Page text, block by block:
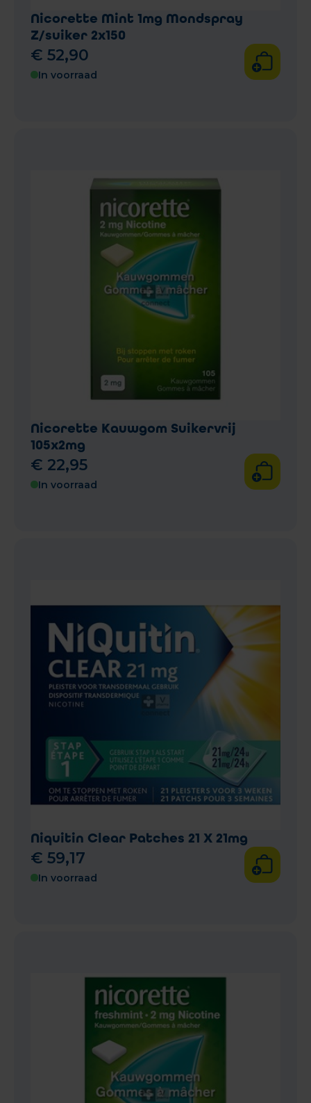
Nicorette Mint 1mg Mondspray
Z/suiker 2x150
€ 52,90
In voorraad
Nicorette Kauwgom Suikervrij
105x2mg
€ 22,95
In voorraad
Niquitin Clear Patches 21 X 21mg
€ 59,17
In voorraad